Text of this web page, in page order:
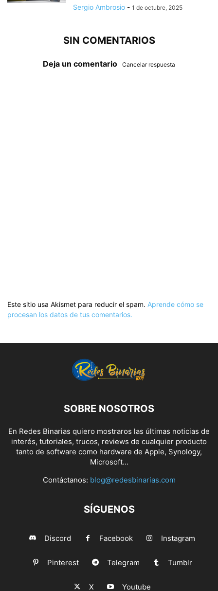
Sergio Ambrosio - 1 de octubre, 2025
SIN COMENTARIOS
Deja un comentario Cancelar respuesta
Este sitio usa Akismet para reducir el spam. Aprende cómo se
procesan los datos de tus comentarios.
SOBRE NOSOTROS
En Redes Binarias quiero mostraros las últimas noticias de
interés, tutoriales, trucos, reviews de cualquier producto
tanto de software como hardware de Apple, Synology,
Microsoft...
Contáctanos: blog@redesbinarias.com
SÍGUENOS
Discord Facebook Instagram
Pinterest Telegram Tumblr
X Youtube